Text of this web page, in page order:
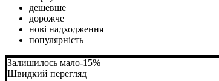
дешевше
дорожче
нові надходження
популярність
Залишилось мало-15%
Швидкий перегляд